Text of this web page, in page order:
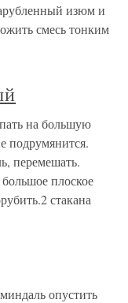
изюм и
смесь тонким
на большую
подрумянится.
перемешать.
плоское
стакана
опустить